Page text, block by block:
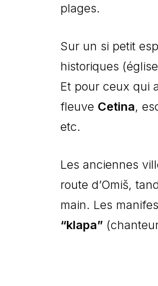
plages.
Sur un si petit
historiques
Et pour ceux qui
fleuve Cetina,
etc.
Les anciennes
route d’Omiš,
main. Les
“klapa”